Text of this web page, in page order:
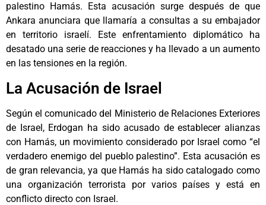
palestino Hamás. Esta acusación surge después de que
Ankara anunciara que llamaría a consultas a su embajador
en territorio israelí. Este enfrentamiento diplomático ha
desatado una serie de reacciones y ha llevado a un aumento
en las tensiones en la región.
La Acusación de Israel
Según el comunicado del Ministerio de Relaciones Exteriores
de Israel, Erdogan ha sido acusado de establecer alianzas
con Hamás, un movimiento considerado por Israel como “el
verdadero enemigo del pueblo palestino”. Esta acusación es
de gran relevancia, ya que Hamás ha sido catalogado como
una organización terrorista por varios países y está en
conflicto directo con Israel.